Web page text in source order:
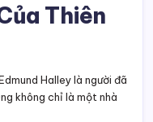
Thiên
Halley là người đã
không chỉ là một nhà